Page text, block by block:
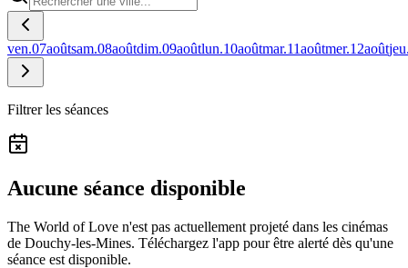
ven.07aoûtsam.08aoûtdim.09aoûtlun.10aoûtmar.11aoûtmer.12août
Filtrer les séances
Aucune séance disponible
The World of Love n'est pas actuellement projeté dans les cinémas
de Douchy-les-Mines. Téléchargez l'app pour être alerté dès qu'une
séance est disponible.